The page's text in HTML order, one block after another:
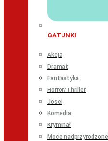
GATUNKI
Akcja
Dramat
Fantastyka
Horror/Thriller
Josei
Komedia
Kryminał
Moce nadprzyrodzone